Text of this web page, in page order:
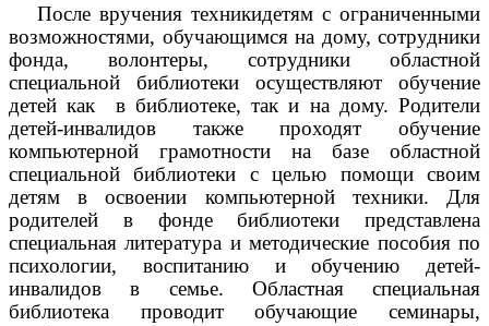
После вручения техникидетям с ограниченными
возможностями, обучающимся на дому, сотрудники
фонда, волонтеры, сотрудники областной
специальной библиотеки осуществляют обучение
детей как в библиотеке, так и на дому. Родители
детей-инвалидов также проходят обучение
компьютерной грамотности на базе областной
специальной библиотеки с целью помощи своим
детям в освоении компьютерной техники. Для
родителей в фонде библиотеки представлена
специальная литература и методические пособия по
психологии, воспитанию и обучению детей-
инвалидов в семье. Областная специальная
библиотека проводит обучающие семинары,